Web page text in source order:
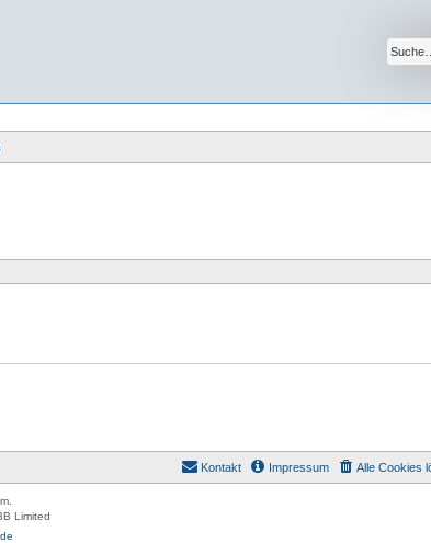
Alle Cookies
Impressum
Kontakt
Limited